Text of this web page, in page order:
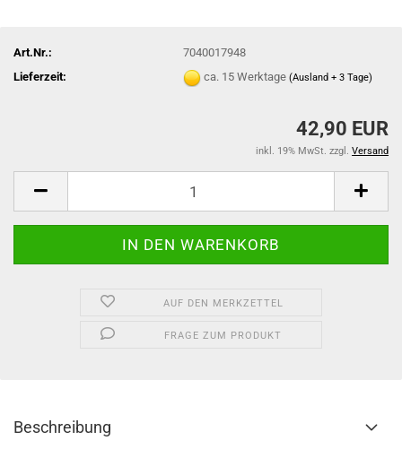
Art.Nr.:
7040017948
Lieferzeit:
ca. 15 Werktage(Ausland + 3 Tage)
42,90 EUR
inkl. 19% MwSt. zzgl. Versand
AUF DEN MERKZETTEL
FRAGE ZUM PRODUKT
Beschreibung